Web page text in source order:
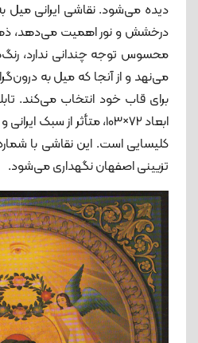
دیده می‌شود. نقاشی ایرانی میل
درخشش و نور اهمیت می‌دهد،
محسوس توجه چندانی ندارد،
می‌نهد و از آنجا که میل به
برای قاب خود انتخاب می‌کند.
ابعاد 72×103، متأثر از
تزیینی اصفهان نگهداری می‌شود.